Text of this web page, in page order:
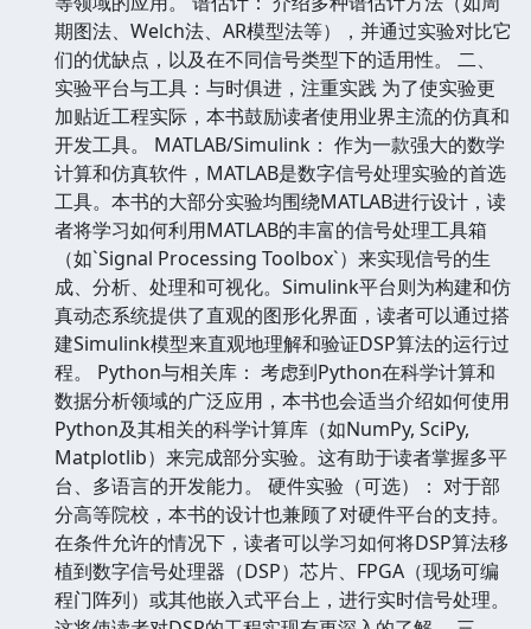
期图法、Welch法、AR模型法等），并通过实验对比它
们的优缺点，以及在不同信号类型下的适用性。 二、
实验平台与工具：与时俱进，注重实践 为了使实验更
加贴近工程实际，本书鼓励读者使用业界主流的仿真和
开发工具。 MATLAB/Simulink： 作为一款强大的数学
计算和仿真软件，MATLAB是数字信号处理实验的首选
工具。本书的大部分实验均围绕MATLAB进行设计，读
者将学习如何利用MATLAB的丰富的信号处理工具箱
（如`Signal Processing Toolbox`）来实现信号的生
成、分析、处理和可视化。Simulink平台则为构建和仿
真动态系统提供了直观的图形化界面，读者可以通过搭
建Simulink模型来直观地理解和验证DSP算法的运行过
程。 Python与相关库： 考虑到Python在科学计算和
数据分析领域的广泛应用，本书也会适当介绍如何使用
Python及其相关的科学计算库（如NumPy, SciPy,
Matplotlib）来完成部分实验。这有助于读者掌握多平
台、多语言的开发能力。 硬件实验（可选）： 对于部
分高等院校，本书的设计也兼顾了对硬件平台的支持。
在条件允许的情况下，读者可以学习如何将DSP算法移
植到数字信号处理器（DSP）芯片、FPGA（现场可编
程门阵列）或其他嵌入式平台上，进行实时信号处理。